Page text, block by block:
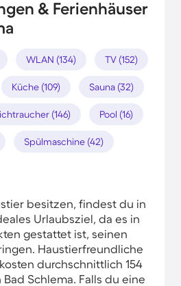
& Ferienhäuser
WLAN (134) TV (152)
Küche (109) Sauna (32)
(146) Pool (16)
Spülmaschine (42)
besitzen, findest du in
Urlaubsziel, da es in
gestattet ist, seinen
Haustierfreundliche
durchschnittlich 154
Schlema. Falls du eine